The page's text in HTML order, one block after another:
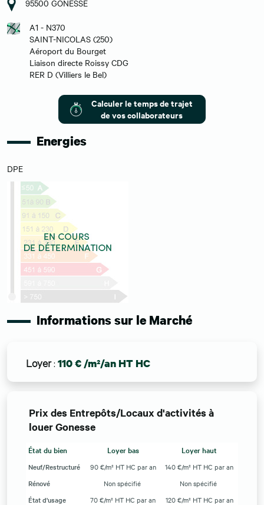
95500 GONESSE
A1 - N370
SAINT-NICOLAS (250)
Aéroport du Bourget
Liaison directe Roissy CDG
RER D (Villiers le Bel)
Calculer le temps de trajet
de vos collaborateurs
Energies
DPE
Informations sur le Marché
Loyer: 110 € /m²/an HT HC
Prix des Entrepôts/Locaux d'activités à
louer Gonesse
État du bien Loyer bas Loyer haut
Neuf/Restructuré 90 €/m² HT HC par an
140 €/m² HT HC par an
Rénové
Non spécifié
Non spécifié
État d'usage
70 €/m² HT HC par an 120 €/m² HT HC par an